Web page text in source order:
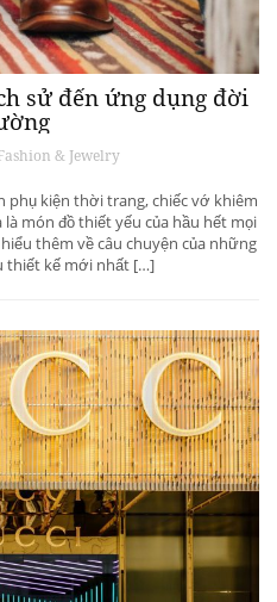
sử đến ứng dụng đời
& Jewelry
phụ kiện thời trang, chiếc vớ khiêm
món đồ thiết yếu của hầu hết mọi
thêm về câu chuyện của những
thiết kế mới nhất […]